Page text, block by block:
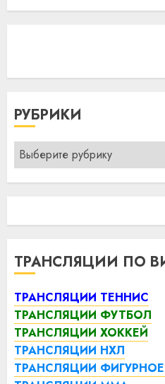
РУБРИКИ
Рубрики
ТРАНСЛЯЦИИ ПО
ТРАНСЛЯЦИИ ТЕННИС
ТРАНСЛЯЦИИ ФУТБОЛ
ТРАНСЛЯЦИИ ХОККЕЙ
ТРАНСЛЯЦИИ НХЛ
ТРАНСЛЯЦИИ